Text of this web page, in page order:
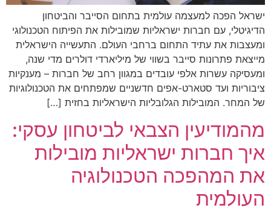
ישראל הפכה למעצמה עולמית בתחום הסייבר והביטחון
הדיגיטלי, עם חברות ישראליות שמובילות את הפיתוח הטכנולוגי
ומעצבות את עתיד התחום ברחבי העולם. התעשייה הישראלית
מייצאת פתרונות סייבר בשווי של מיליארדי דולרים מדי שנה,
ומעסיקה עשרות אלפי עובדים במגוון רחב של חברות – מענקיות
ציבוריות ועד סטארט-אפים חדשניים שמפתחים את הטכנולוגיות
של המחר. המובילות הגלובליות הישראליות בחזית […]
מהמודיעין הצבאי לביטחון עסקי:
איך חברות ישראליות מובילות
את המהפכה הטכנולוגיה
העולמית